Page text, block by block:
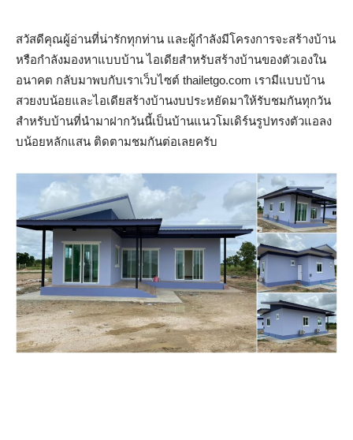
สวัสดีคุณผู้อ่านที่น่ารักทุกท่าน และผู้กำลังมีโครงการจะสร้างบ้าน
หรือกำลังมองหาแบบบ้าน ไอเดียสำหรับสร้างบ้านของตัวเองใน
อนาคต กลับมาพบกับเราเว็บไซต์ thailetgo.com เรามีแบบบ้าน
สวยงบน้อยและไอเดียสร้างบ้านงบประหยัดมาให้รับชมกันทุกวัน
สำหรับบ้านที่นำมาฝากวันนี้เป็นบ้านแนวโมเดิร์นรูปทรงตัวแอลง
บน้อยหลักแสน ติดตามชมกันต่อเลยครับ